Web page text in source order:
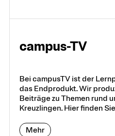
campus-TV
Bei campusTV ist der
das Endprodukt. Wir
Beiträge zu Themen rund
Kreuzlingen. Hier finden
Mehr